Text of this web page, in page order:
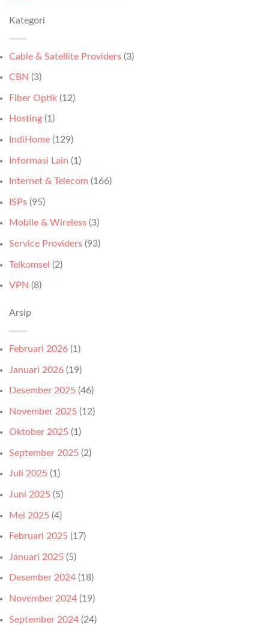
2026
Kategori
Cable & Satellite Providers (3)
CBN (3)
Fiber Optik (12)
Hosting (1)
IndiHome (129)
Informasi Lain (1)
Internet & Telecom (166)
ISPs (95)
Mobile & Wireless (3)
Service Providers (93)
Telkomsel (2)
VPN (8)
Arsip
Februari 2026 (1)
Januari 2026 (19)
Desember 2025 (46)
November 2025 (12)
Oktober 2025 (1)
September 2025 (2)
Juli 2025 (1)
Juni 2025 (5)
Mei 2025 (4)
Februari 2025 (17)
Januari 2025 (5)
Desember 2024 (18)
November 2024 (19)
September 2024 (24)